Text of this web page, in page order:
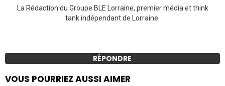
La Rédaction du Groupe BLE Lorraine, premier média et think
tank indépendant de Lorraine.
RÉPONDRE
VOUS POURRIEZ AUSSI AIMER